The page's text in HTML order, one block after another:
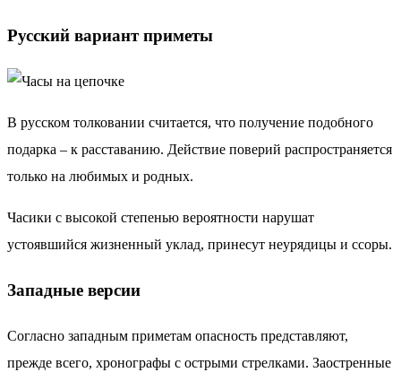
Русский вариант приметы
В русском толковании считается, что получение подобного
подарка – к расставанию. Действие поверий распространяется
только на любимых и родных.
Часики с высокой степенью вероятности нарушат
устоявшийся жизненный уклад, принесут неурядицы и ссоры.
Западные версии
Согласно западным приметам опасность представляют,
прежде всего, хронографы с острыми стрелками. Заостренные